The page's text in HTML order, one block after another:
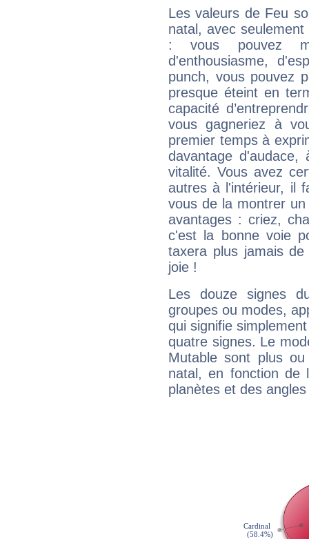
Les valeurs de Feu
natal, avec
: vous pouvez
d'enthousiasme,
punch, vous pouvez
presque éteint en
capacité
vous gagneriez à
premier temps à
davantage
vitalité. Vous avez
autres à l'intérieur, il
vous de la montrer
avantages : criez,
c'est la bonne voie
taxera plus jamais
joie !
Les douze signes
groupes ou modes,
qui signifie
quatre signes. Le
Mutable sont plus
natal, en fonction de
planètes et des